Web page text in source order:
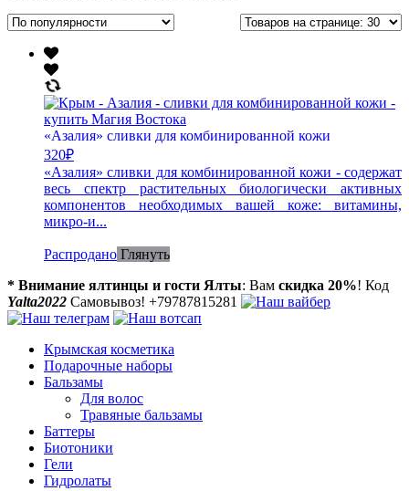
«Азалия» сливки для комбинированной кожи
320₽
«Азалия» сливки для комбинированной кожи - cодержат
весь спектр растительных биологически активных
компонентов необходимых вашей коже: витамины,
микро-и...
Распродано Глянуть
* Внимание ялтинцы и гости Ялты: Вам скидка 20%! Код
Yalta2022 Самовывоз! +79787815281
Крымская косметика
Подарочные наборы
Бальзамы
Для волос
Травяные бальзамы
Баттеры
Биотоники
Гели
Гидролаты